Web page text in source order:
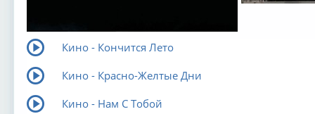
Кино - Кончится Лето
Кино - Красно-Желтые Дни
Кино - Нам С Тобой